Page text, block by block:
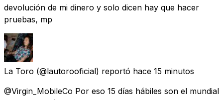
devolución de mi dinero y solo dicen hay que hacer
pruebas, mp
La Toro (@lautorooficial) reportó hace 15 minutos
@Virgin_MobileCo Por eso 15 días hábiles son el mundial